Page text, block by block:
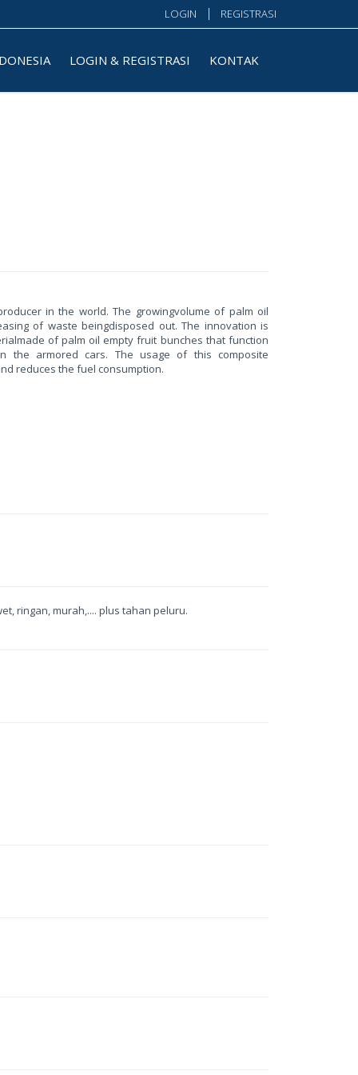
LOGIN REGISTRASI
LOGIN & REGISTRASI KONTAK
in the world. The growingvolume of palm oil
of waste beingdisposed out. The innovation is
of palm oil empty fruit bunches that function
the armored cars. The usage of this composite
reduces the fuel consumption.
ringan, murah,.... plus tahan peluru.